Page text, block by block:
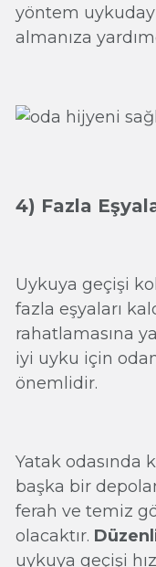
yöntem
almanıza
4) Fazla
Uykuya geçişi
fazla eşyaları
rahatlamasına
iyi uyku için
önemlidir.
Yatak odasında
başka bir
ferah ve temiz
olacaktır.
uykuya geçişi